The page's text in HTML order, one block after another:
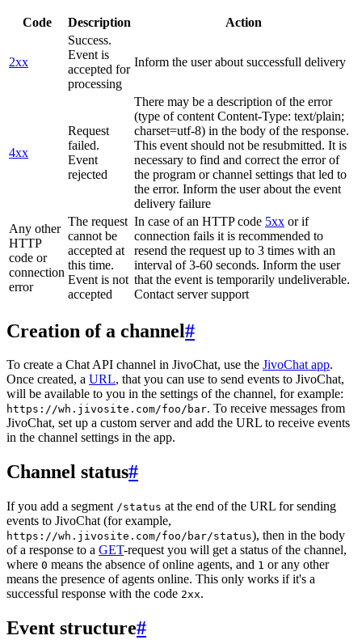
Code Description Action
2xx
Success.
Event is
accepted for
processing
Inform the user about successfull delivery
4xx
Request
failed.
Event
rejected
There may be a description of the error
(type of content Content-Type: text/plain;
charset=utf-8) in the body of the response.
This event should not be resubmitted. It is
necessary to find and correct the error of
the program or channel settings that led to
the error. Inform the user about the event
delivery failure
Any other
HTTP
code or
connection
error
The request
cannot be
accepted at
this time.
Event is not
accepted
In case of an HTTP code 5xx or if
connection fails it is recommended to
resend the request up to 3 times with an
interval of 3-60 seconds. Inform the user
that the event is temporarily undeliverable.
Contact server support
Creation of a channel#
To create a Chat API channel in JivoChat, use the JivoChat app.
Once created, a URL, that you can use to send events to JivoChat,
will be available to you in the settings of the channel, for example:
https://wh.jivosite.com/foo/bar. To receive messages from
JivoChat, set up a custom server and add the URL to receive events
in the channel settings in the app.
Channel status#
If you add a segment /status at the end of the URL for sending
events to JivoChat (for example,
https://wh.jivosite.com/foo/bar/status), then in the body
of a response to a GET-request you will get a status of the channel,
where 0 means the absence of online agents, and 1 or any other
means the presence of agents online. This only works if it's a
successful response with the code 2xx.
Event structure#